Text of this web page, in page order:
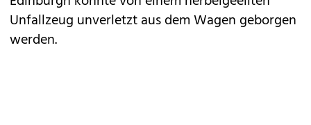
Unfallzeug unverletzt aus dem Wagen geborgen
werden.